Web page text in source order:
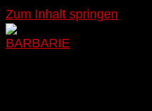
Zum Inhalt springen